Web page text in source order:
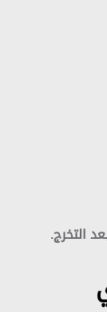
التخرج.